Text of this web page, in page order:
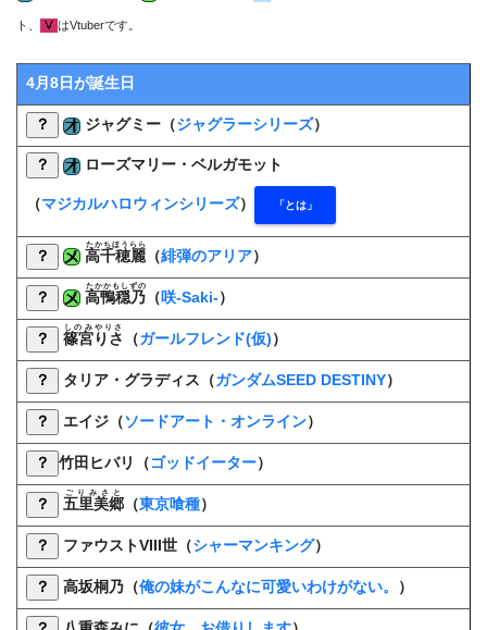
ト、 はVtuberです。
4月8日が誕生日
？ ジャグミー（ジャグラーシリーズ）
？ ローズマリー・ベルガモット
（マジカルハロウィンシリーズ） 「とは」
？ 高千穂麗
たかちほうらら
（緋弾のアリア）
？ 高鴨穏乃
たかかもしずの
（咲-Saki-）
？ 篠宮りさ
しのみやりさ
（ガールフレンド(仮) ）
？ タリア・グラディス（ガンダムSEED DESTINY）
？ エイジ （ ソードアート・オンライン）
？ 竹田ヒバリ （ゴッドイーター）
？ 五里美郷
ごりみさと
（東京喰種）
？ ファウストVIII世（シャーマンキング）
？ 高坂桐乃（俺の妹がこんなに可愛いわけがない。 ）